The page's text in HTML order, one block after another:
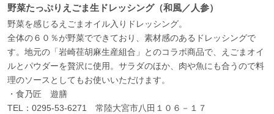
野菜たっぷりえごま生ドレッシング（和風／人参）
野菜を感じるえごまオイル入りドレッシング。
全体の６０％が野菜でできており、素材感のあるドレッシングで
す。地元の「岩崎荏胡麻生産組合」とのコラボ商品で、えごまオイ
ルとパウダーを贅沢に使用。サラダのほか、肉や魚にも合うので料
理のソースとしてもお使いいただけます。
・食乃匠 遊膳
TEL：0295-53-6271 常陸大宮市八田１０６－１７